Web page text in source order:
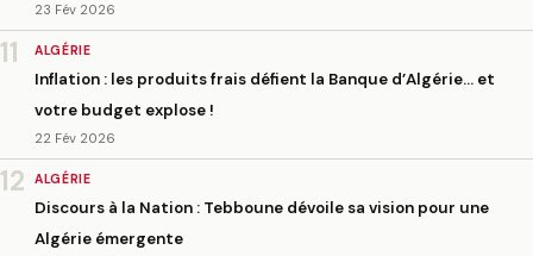
23 Fév 2026
11 ALGÉRIE
Inflation : les produits frais défient la Banque d’Algérie… et
votre budget explose !
22 Fév 2026
12 ALGÉRIE
Discours à la Nation : Tebboune dévoile sa vision pour une
Algérie émergente